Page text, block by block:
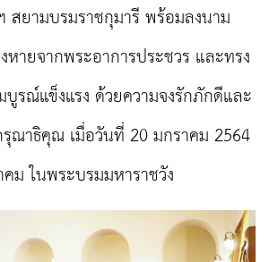
สยามบรมราชกุมารี พร้อมลงนาม
ายจากพระอาการประชวร และทรง
รณ์แข็งแรง ด้วยความจงรักภักดีและ
ณาธิคุณ เมื่อวันที่ 20 มกราคม 2564
ในพระบรมมหาราชวัง